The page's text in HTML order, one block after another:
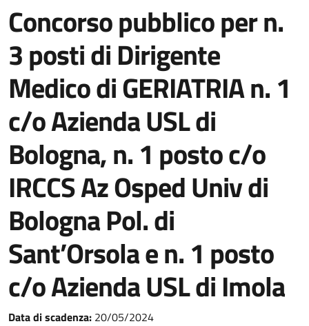
Concorso pubblico per n.
3 posti di Dirigente
Medico di GERIATRIA n. 1
c/o Azienda USL di
Bologna, n. 1 posto c/o
IRCCS Az Osped Univ di
Bologna Pol. di
Sant’Orsola e n. 1 posto
c/o Azienda USL di Imola
Data di scadenza: 20/05/2024